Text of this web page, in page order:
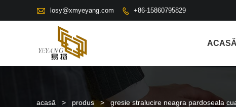
 losy@xmyeyang.com  +86-15860795829
ACASĂ
acasă > produs > gresie stralucire neagra pardoseala